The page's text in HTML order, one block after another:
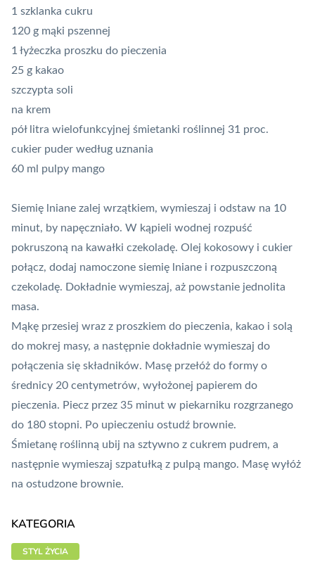
1 szklanka cukru
120 g mąki pszennej
1 łyżeczka proszku do pieczenia
25 g kakao
szczypta soli
na krem
pół litra wielofunkcyjnej śmietanki roślinnej 31 proc.
cukier puder według uznania
60 ml pulpy mango
Siemię lniane zalej wrzątkiem, wymieszaj i odstaw na 10
minut, by napęczniało. W kąpieli wodnej rozpuść
pokruszoną na kawałki czekoladę. Olej kokosowy i cukier
połącz, dodaj namoczone siemię lniane i rozpuszczoną
czekoladę. Dokładnie wymieszaj, aż powstanie jednolita
masa.
Mąkę przesiej wraz z proszkiem do pieczenia, kakao i solą
do mokrej masy, a następnie dokładnie wymieszaj do
połączenia się składników. Masę przełóż do formy o
średnicy 20 centymetrów, wyłożonej papierem do
pieczenia. Piecz przez 35 minut w piekarniku rozgrzanego
do 180 stopni. Po upieczeniu ostudź brownie.
Śmietanę roślinną ubij na sztywno z cukrem pudrem, a
następnie wymieszaj szpatułką z pulpą mango. Masę wyłóż
na ostudzone brownie.
KATEGORIA
STYL ŻYCIA